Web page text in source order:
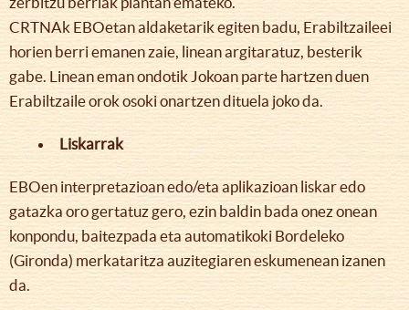
CRTNAk EBOetan aldaketarik egiten badu, Erabiltzaileei
horien berri emanen zaie, linean argitaratuz, besterik
gabe. Linean eman ondotik Jokoan parte hartzen duen
Erabiltzaile orok osoki onartzen dituela joko da.
Liskarrak
EBOen interpretazioan edo/eta aplikazioan liskar edo
gatazka oro gertatuz gero, ezin baldin bada onez onean
konpondu, baitezpada eta automatikoki Bordeleko
(Gironda) merkataritza auzitegiaren eskumenean izanen
da.